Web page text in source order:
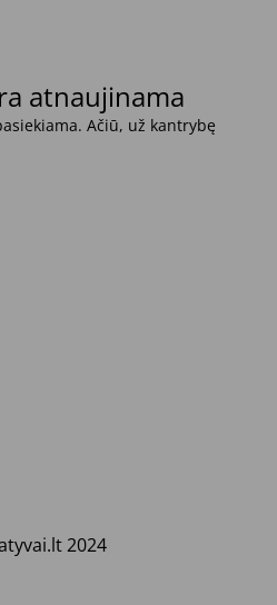
atnaujinama
Ačiū, už kantrybę
2024